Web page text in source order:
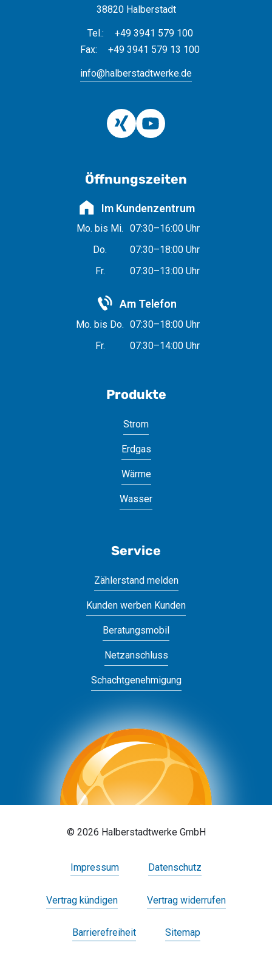
38820 Halberstadt
Tel.:
+49 3941 579 100
Fax:
+49 3941 579 13 100
info@halberstadtwerke.de
Öffnungszeiten
Im Kundenzentrum
Mo. bis Mi.
07:30–16:00 Uhr
Do.
07:30–18:00 Uhr
Fr.
07:30–13:00 Uhr
Am Telefon
Mo. bis Do. 07:30–18:00 Uhr
Fr.
07:30–14:00 Uhr
Produkte
Strom
Erdgas
Wärme
Wasser
Service
Zählerstand melden
Kunden werben Kunden
Beratungsmobil
Netzanschluss
Schachtgenehmigung
© 2026 Halberstadtwerke GmbH
Impressum Datenschutz
Vertrag kündigen Vertrag widerrufen
Barrierefreiheit Sitemap